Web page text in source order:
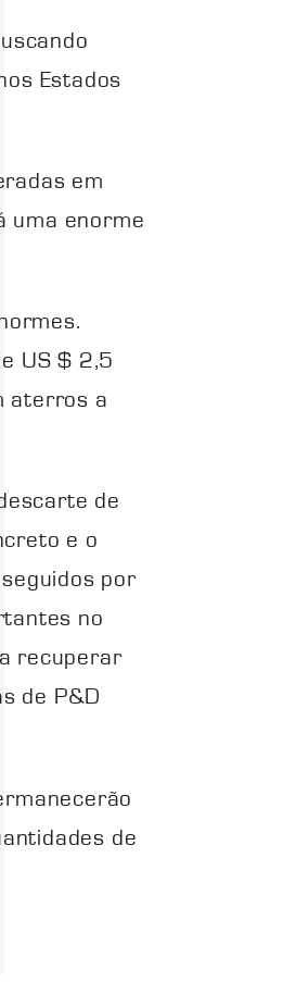
Estados
em
uma enorme
US $ 2,5
aterros a
de
e o
por
no
recuperar
de P&D
de